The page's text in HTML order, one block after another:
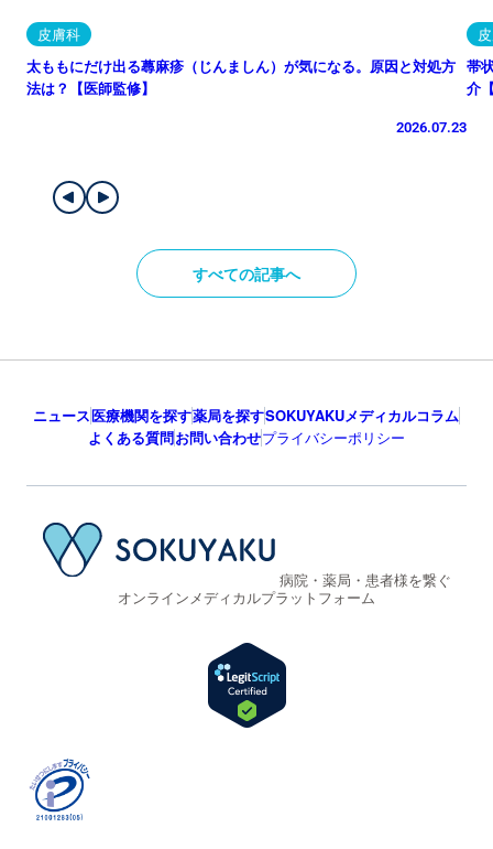
皮膚科
太ももにだけ出る蕁麻疹（じんましん）が気になる。原因と対処方
法は？【医師監修】
2026.07.23
帯
介
すべての記事へ
ニュース医療機関を探す薬局を探すSOKUYAKUメディカルコラム
よくある質問お問い合わせプライバシーポリシー
病院・薬局・患者様を繋ぐ
オンラインメディカルプラットフォーム